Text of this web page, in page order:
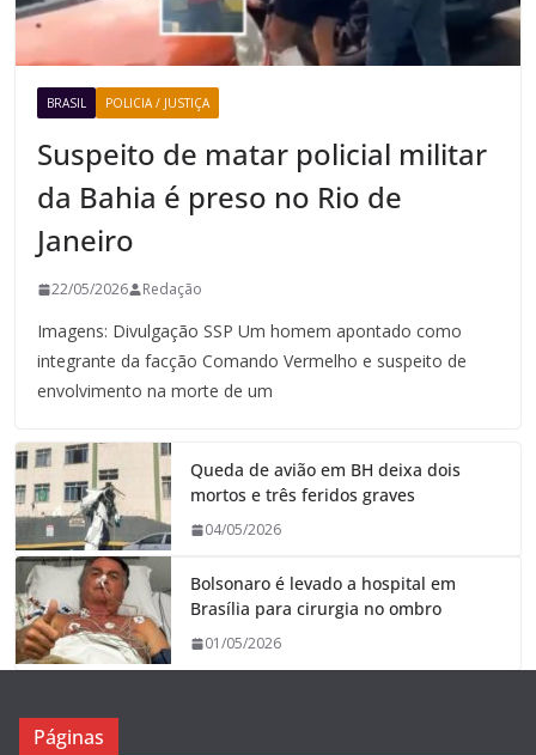
BRASIL POLICIA / JUSTIÇA
Suspeito de matar policial militar
da Bahia é preso no Rio de
Janeiro
22/05/2026 Redação
Imagens: Divulgação SSP Um homem apontado como
integrante da facção Comando Vermelho e suspeito de
envolvimento na morte de um
Queda de avião em BH deixa dois
mortos e três feridos graves
04/05/2026
Bolsonaro é levado a hospital em
Brasília para cirurgia no ombro
01/05/2026
Páginas